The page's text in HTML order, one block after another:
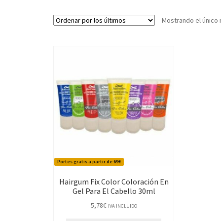
Mostrando el único
Portes gratis a partir de 69€
Hairgum Fix Color Coloración En
Gel Para El Cabello 30ml
5,78€ IVA INCLUIDO